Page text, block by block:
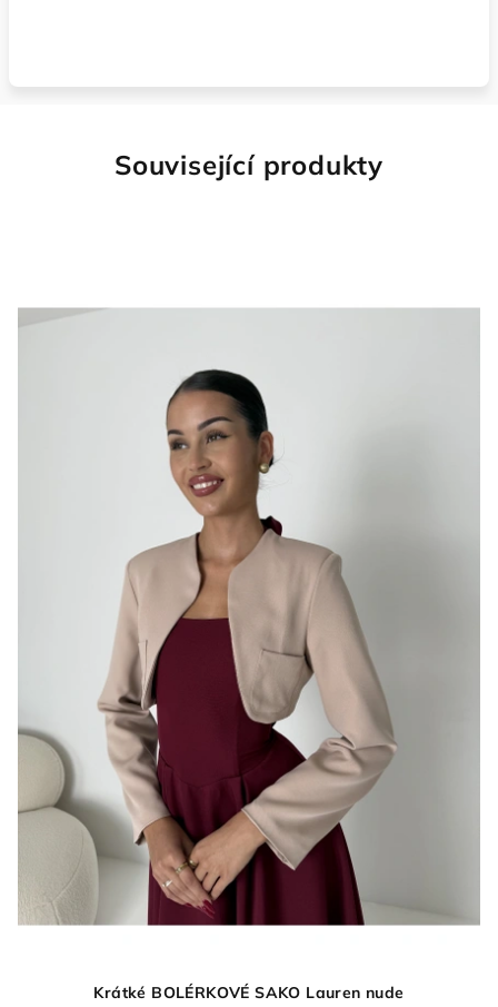
Související produkty
Krátké BOLÉRKOVÉ SAKO Lauren nude